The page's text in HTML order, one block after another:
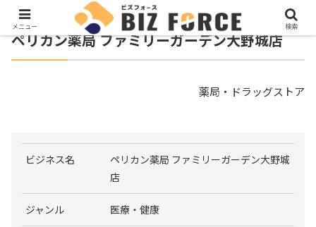
ペリカン薬局 ファミリーガーデン大野城店
薬局・ドラッグストア
ビジネス名
ペリカン薬局 ファミリーガーデン大野城
店
ジャンル 医療・健康
メニュー 検索